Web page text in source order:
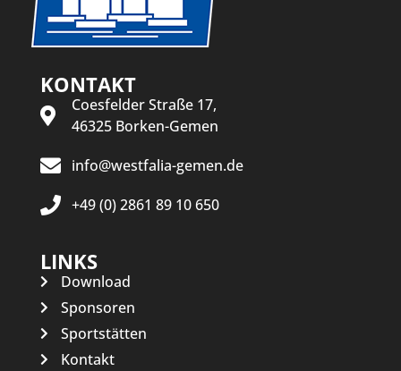
KONTAKT
Coesfelder Straße 17,
46325 Borken-Gemen
info@westfalia-gemen.de
+49 (0) 2861 89 10 650
LINKS
Download
Sponsoren
Sportstätten
Kontakt